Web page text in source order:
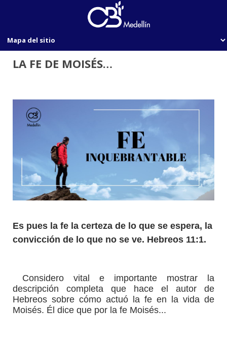
LA FE DE MOISÉS…
Es pues la fe la certeza de lo que se espera, la
convicción de lo que no se ve. Hebreos 11:1.
Considero vital e importante mostrar la
descripción completa que hace el autor de
Hebreos sobre cómo actuó la fe en la vida de
Moisés. Él dice que por la fe Moisés...